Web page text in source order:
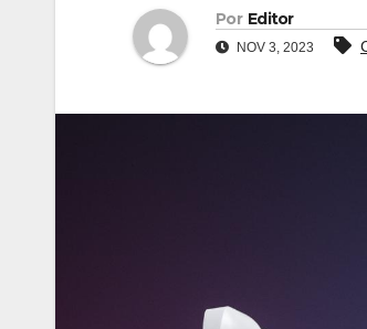
Por Editor
NOV 3, 2023